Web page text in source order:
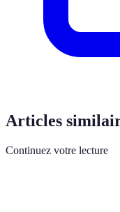
Articles
Continuez votre lecture